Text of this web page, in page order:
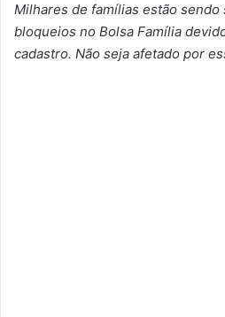
Milhares de famílias estão
bloqueios no Bolsa Família
cadastro. Não seja afetado por